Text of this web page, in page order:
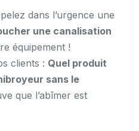
dans l’urgence une
une canalisation
équipement !
clients : Quel produit
sans le
que l’abîmer est